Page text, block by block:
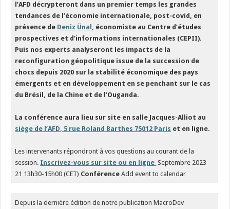
l’AFD décrypteront dans un premier temps les grandes
tendances de l’économie internationale, post-covid, en
présence de Deniz Ünal , économiste au Centre d’études
prospectives et d’informations internationales (CEPII).
Puis nos experts analyseront les impacts de la
reconfiguration géopolitique issue de la succession de
chocs depuis 2020 sur la stabilité économique des pays
émergents et en développement en se penchant sur le cas
du Brésil, de la Chine et de l’Ouganda.
La conférence aura lieu sur site en salle Jacques-Alliot au
siège de l’AFD, 5 rue Roland Barthes 75012 Paris et en ligne.
Les intervenants répondront à vos questions au courant de la
session. Inscrivez-vous sur site ou en ligne Septembre 2023
21 13h30-15h00 (CET) Conférence Add event to calendar
Depuis la dernière édition de notre publication MacroDev